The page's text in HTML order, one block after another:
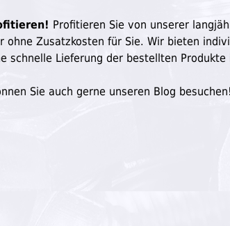
Profitieren Sie von unserer
ohne Zusatzkosten für Sie. Wir bieten
schnelle Lieferung der bestellten
Sie auch gerne unseren Blog besuchen!